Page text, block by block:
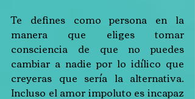
Te defines como persona en la
manera que eliges tomar
consciencia de que no puedes
cambiar a nadie por lo idílico que
creyeras que sería la alternativa.
Incluso el amor impoluto es incapaz